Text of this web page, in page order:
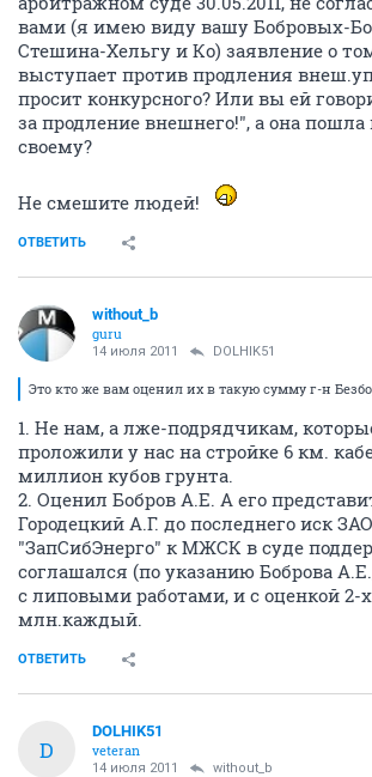
вами (я имею виду вашу Бобровых-
Стешина-Хельгу и Ко) заявление о
выступает против продления
просит конкурсного? Или вы ей
за продление внешнего!", а она пошла
своему?
Не смешите людей!
ОТВЕТИТЬ
without_b
guru
14 июля 2011 DOLHIK51
Это кто же вам оценил их в такую сумму г-н
1. Не нам, а лже-подрядчикам,
проложили у нас на стройке 6 км.
миллион кубов грунта.
2. Оценил Бобров А.Е. А его
Городецкий А.Г. до последнего иск ЗАО
"ЗапСибЭнерго" к МЖСК в суде
соглашался (по указанию Боброва
с липовыми работами, и с оценкой 2-
млн.каждый.
ОТВЕТИТЬ
D
DOLHIK51
veteran
14 июля 2011 without_b